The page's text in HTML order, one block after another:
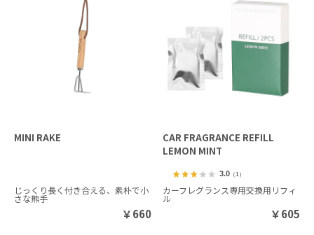
MINI RAKE
じっくり長く付き合える、素朴で小
さな熊手
￥660
CAR FRAGRANCE REFILL
LEMON MINT
3.0 （1）
カーフレグランス専用交換用リフィ
ル
￥605